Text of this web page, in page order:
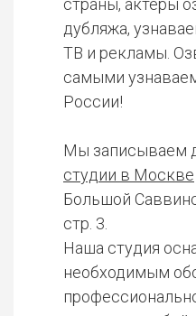
страны, актеры
дубляжа,
ТВ и рекламы.
самыми
России!
Мы записываем
студии в Москве
Большой
стр. 3.
Наша студия
необходимым